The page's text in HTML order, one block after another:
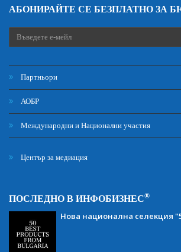
АБОНИРАЙТЕ СЕ БЕЗПЛАТНО ЗА
Партньори
АОБР
Международни и Национални участия
Център за медиация
ПОСЛЕДНО В ИНФОБИЗНЕС®
Нова национална селекция